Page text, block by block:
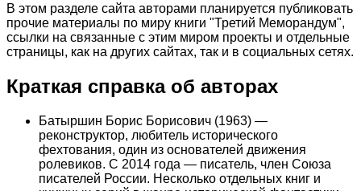
В этом разделе сайта авторами планируется публиковать
прочие материалы по миру книги "Третий Меморандум",
ссылки на связанные с этим миром проекты и отдельные
страницы, как на других сайтах, так и в социальных сетях.
Краткая справка об авторах
Батыршин Борис Борисович (1963) —
реконструктор, любитель исторического
фехтования, один из основателей движения
ролевиков. С 2014 года — писатель, член Союза
писателей России. Несколько отдельных книг и